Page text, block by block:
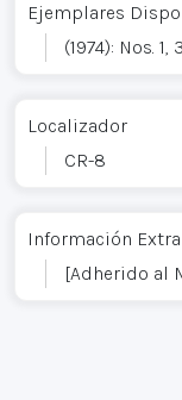
Ejemplares
(1974): Nos. 1, 3
Localizador
CR-8
Información Extra
[Adherido al